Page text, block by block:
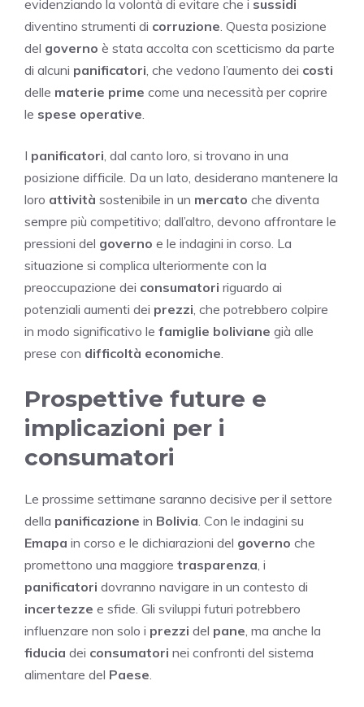
evidenziando la volontà di evitare che i sussidi
diventino strumenti di corruzione. Questa posizione
del governo è stata accolta con scetticismo da parte
di alcuni panificatori, che vedono l’aumento dei costi
delle materie prime come una necessità per coprire
le spese operative.
I panificatori, dal canto loro, si trovano in una
posizione difficile. Da un lato, desiderano mantenere la
loro attività sostenibile in un mercato che diventa
sempre più competitivo; dall’altro, devono affrontare le
pressioni del governo e le indagini in corso. La
situazione si complica ulteriormente con la
preoccupazione dei consumatori riguardo ai
potenziali aumenti dei prezzi, che potrebbero colpire
in modo significativo le famiglie boliviane già alle
prese con difficoltà economiche.
Prospettive future e
implicazioni per i
consumatori
Le prossime settimane saranno decisive per il settore
della panificazione in Bolivia. Con le indagini su
Emapa in corso e le dichiarazioni del governo che
promettono una maggiore trasparenza, i
panificatori dovranno navigare in un contesto di
incertezze e sfide. Gli sviluppi futuri potrebbero
influenzare non solo i prezzi del pane, ma anche la
fiducia dei consumatori nei confronti del sistema
alimentare del Paese.